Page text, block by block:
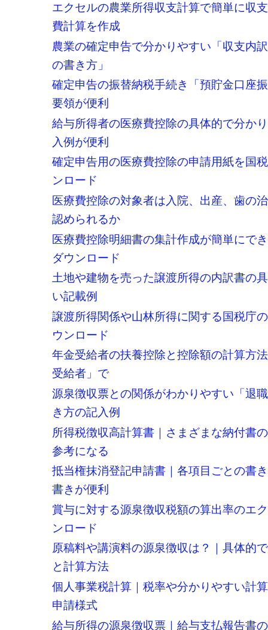
エクセルの農業所得収支計算で簡単に収
費計算を作成
農業の確定申告で分かりやすい「収支内
の書き方」
確定申告の振替納税手続き「預貯金口座
要領が便利
給与所得者の医療費控除の具体的で分か
入例が便利
確定申告用の医療費控除の申請用紙を国
ンロード
医療費控除の対象者は入院、出産、歯の
認められるか
医療費控除明細書の集計作成が簡単にで
ダウンロード
土地や建物を売った譲渡所得の内訳書の
い記載例
譲渡所得関係や山林所得に関する国税庁
ウンロード
年金受給者の扶養控除と控除額の計算方
受給者」で
源泉徴収票との関係がわかりやすい「退
き方の記入例
所得税徴収高計算書｜さまざまな納付書
参考になる
抵当権抹消登記申請書｜各項目ごとの書
書きが便利
賞与に対する源泉徴収税額の算出率のエ
ンロード
原稿料や講演料の源泉徴収は？｜具体的
と計算方法
個人事業税計算｜税率や分かりやすい計
申請様式
給与所得の源泉徴収票｜給与支払報告書